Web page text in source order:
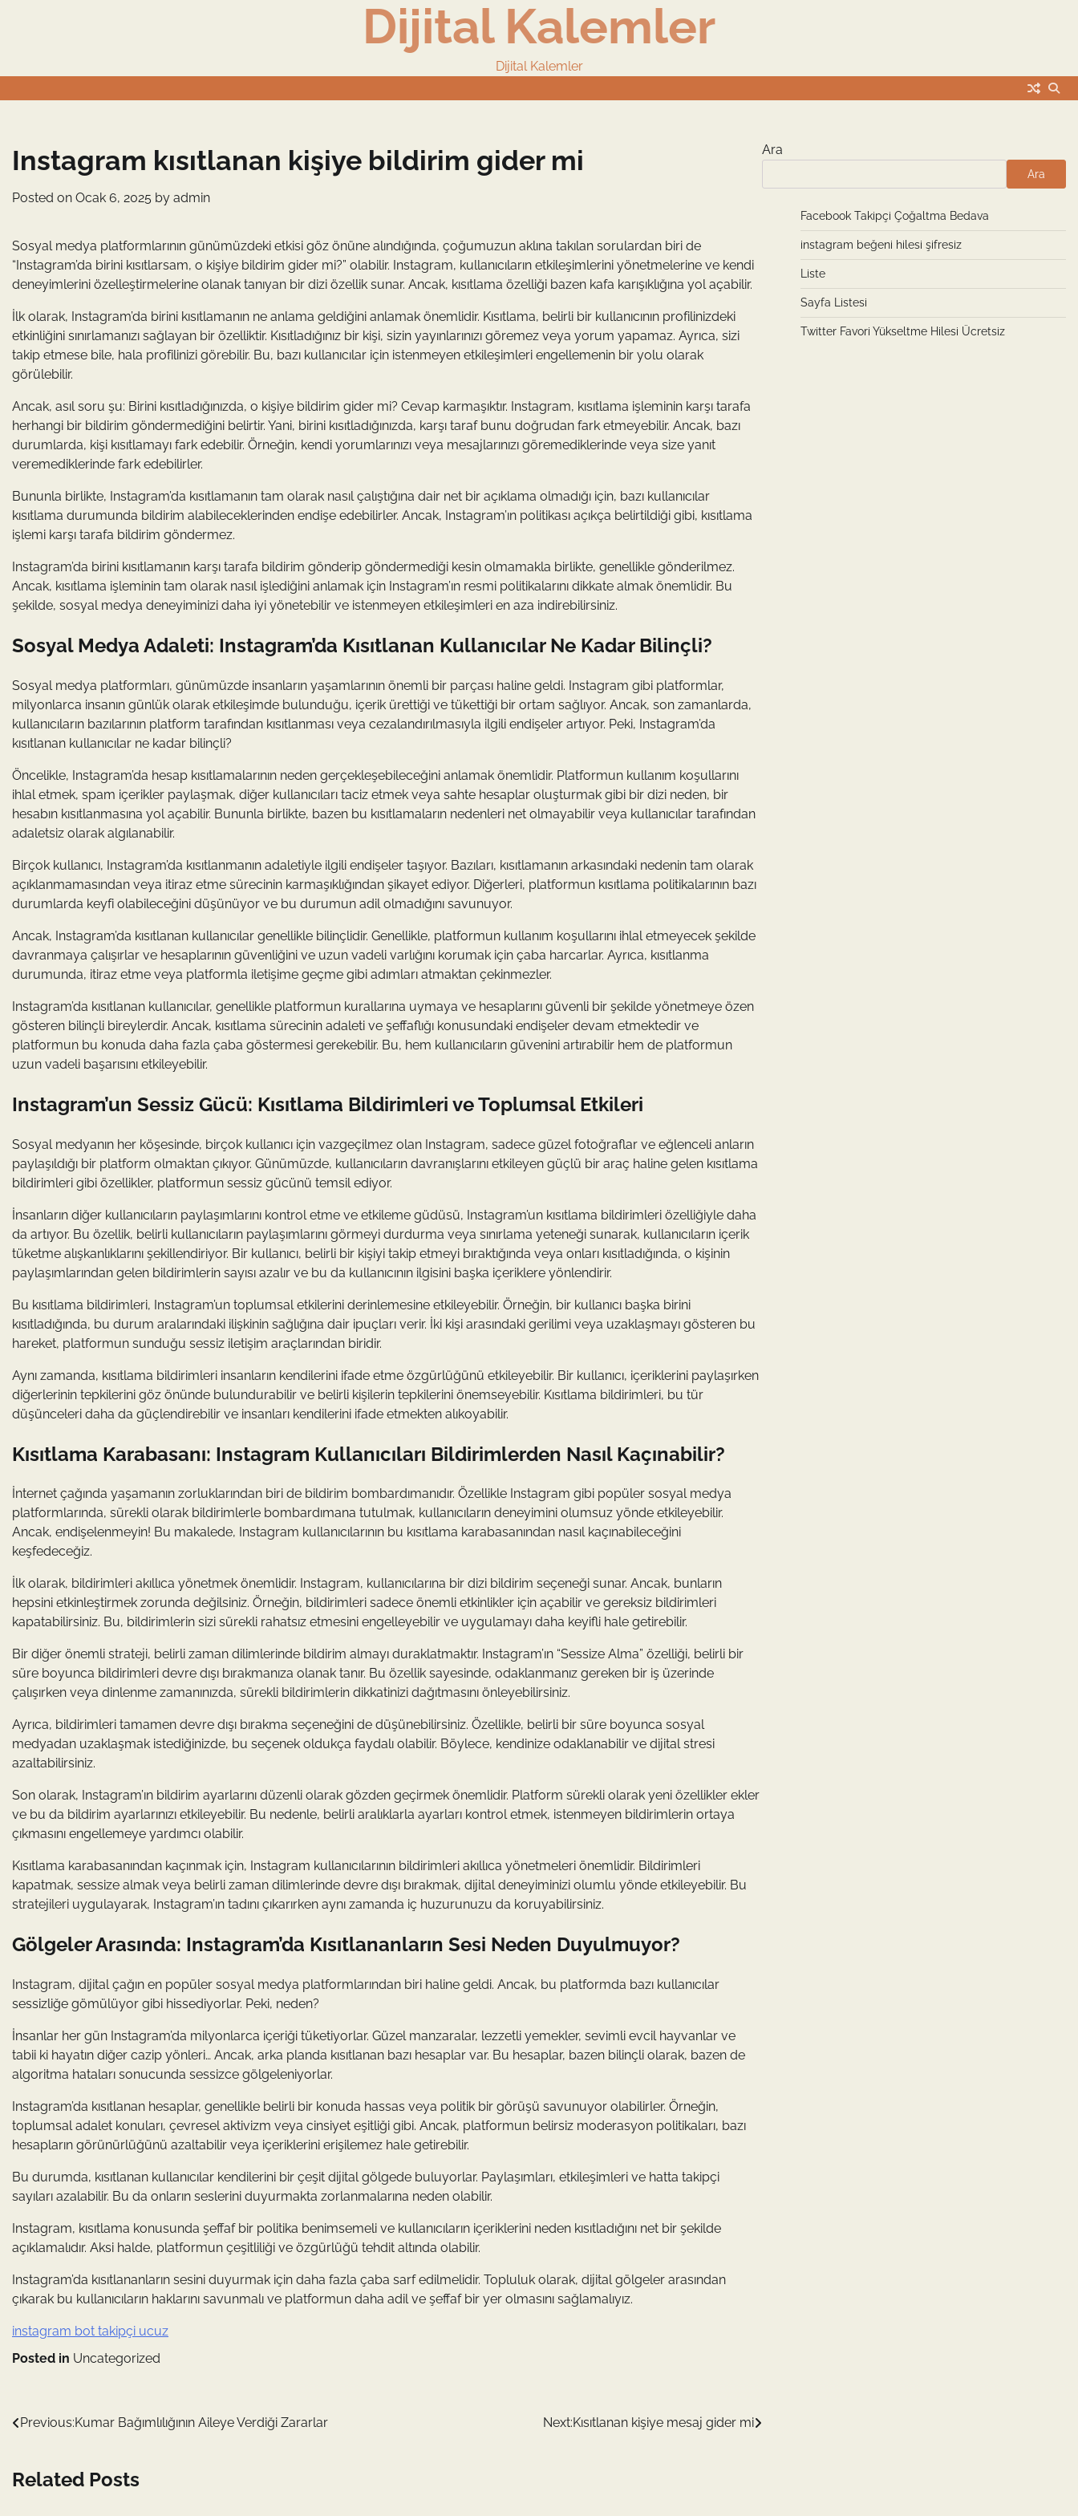
Dijital Kalemler
Dijital Kalemler
Instagram kısıtlanan kişiye bildirim gider mi
Posted on Ocak 6, 2025 by admin
Sosyal medya platformlarının günümüzdeki etkisi göz önüne alındığında, çoğumuzun aklına takılan sorulardan biri de
“Instagram’da birini kısıtlarsam, o kişiye bildirim gider mi?” olabilir. Instagram, kullanıcıların etkileşimlerini yönetmelerine ve kendi
deneyimlerini özelleştirmelerine olanak tanıyan bir dizi özellik sunar. Ancak, kısıtlama özelliği bazen kafa karışıklığına yol açabilir.
İlk olarak, Instagram’da birini kısıtlamanın ne anlama geldiğini anlamak önemlidir. Kısıtlama, belirli bir kullanıcının profilinizdeki
etkinliğini sınırlamanızı sağlayan bir özelliktir. Kısıtladığınız bir kişi, sizin yayınlarınızı göremez veya yorum yapamaz. Ayrıca, sizi
takip etmese bile, hala profilinizi görebilir. Bu, bazı kullanıcılar için istenmeyen etkileşimleri engellemenin bir yolu olarak
görülebilir.
Ancak, asıl soru şu: Birini kısıtladığınızda, o kişiye bildirim gider mi? Cevap karmaşıktır. Instagram, kısıtlama işleminin karşı tarafa
herhangi bir bildirim göndermediğini belirtir. Yani, birini kısıtladığınızda, karşı taraf bunu doğrudan fark etmeyebilir. Ancak, bazı
durumlarda, kişi kısıtlamayı fark edebilir. Örneğin, kendi yorumlarınızı veya mesajlarınızı göremediklerinde veya size yanıt
veremediklerinde fark edebilirler.
Bununla birlikte, Instagram’da kısıtlamanın tam olarak nasıl çalıştığına dair net bir açıklama olmadığı için, bazı kullanıcılar
kısıtlama durumunda bildirim alabileceklerinden endişe edebilirler. Ancak, Instagram’ın politikası açıkça belirtildiği gibi, kısıtlama
işlemi karşı tarafa bildirim göndermez.
Instagram’da birini kısıtlamanın karşı tarafa bildirim gönderip göndermediği kesin olmamakla birlikte, genellikle gönderilmez.
Ancak, kısıtlama işleminin tam olarak nasıl işlediğini anlamak için Instagram’ın resmi politikalarını dikkate almak önemlidir. Bu
şekilde, sosyal medya deneyiminizi daha iyi yönetebilir ve istenmeyen etkileşimleri en aza indirebilirsiniz.
Sosyal Medya Adaleti: Instagram’da Kısıtlanan Kullanıcılar Ne Kadar Bilinçli?
Sosyal medya platformları, günümüzde insanların yaşamlarının önemli bir parçası haline geldi. Instagram gibi platformlar,
milyonlarca insanın günlük olarak etkileşimde bulunduğu, içerik ürettiği ve tükettiği bir ortam sağlıyor. Ancak, son zamanlarda,
kullanıcıların bazılarının platform tarafından kısıtlanması veya cezalandırılmasıyla ilgili endişeler artıyor. Peki, Instagram’da
kısıtlanan kullanıcılar ne kadar bilinçli?
Öncelikle, Instagram’da hesap kısıtlamalarının neden gerçekleşebileceğini anlamak önemlidir. Platformun kullanım koşullarını
ihlal etmek, spam içerikler paylaşmak, diğer kullanıcıları taciz etmek veya sahte hesaplar oluşturmak gibi bir dizi neden, bir
hesabın kısıtlanmasına yol açabilir. Bununla birlikte, bazen bu kısıtlamaların nedenleri net olmayabilir veya kullanıcılar tarafından
adaletsiz olarak algılanabilir.
Birçok kullanıcı, Instagram’da kısıtlanmanın adaletiyle ilgili endişeler taşıyor. Bazıları, kısıtlamanın arkasındaki nedenin tam olarak
açıklanmamasından veya itiraz etme sürecinin karmaşıklığından şikayet ediyor. Diğerleri, platformun kısıtlama politikalarının bazı
durumlarda keyfi olabileceğini düşünüyor ve bu durumun adil olmadığını savunuyor.
Ancak, Instagram’da kısıtlanan kullanıcılar genellikle bilinçlidir. Genellikle, platformun kullanım koşullarını ihlal etmeyecek şekilde
davranmaya çalışırlar ve hesaplarının güvenliğini ve uzun vadeli varlığını korumak için çaba harcarlar. Ayrıca, kısıtlanma
durumunda, itiraz etme veya platformla iletişime geçme gibi adımları atmaktan çekinmezler.
Instagram’da kısıtlanan kullanıcılar, genellikle platformun kurallarına uymaya ve hesaplarını güvenli bir şekilde yönetmeye özen
gösteren bilinçli bireylerdir. Ancak, kısıtlama sürecinin adaleti ve şeffaflığı konusundaki endişeler devam etmektedir ve
platformun bu konuda daha fazla çaba göstermesi gerekebilir. Bu, hem kullanıcıların güvenini artırabilir hem de platformun
uzun vadeli başarısını etkileyebilir.
Instagram’un Sessiz Gücü: Kısıtlama Bildirimleri ve Toplumsal Etkileri
Sosyal medyanın her köşesinde, birçok kullanıcı için vazgeçilmez olan Instagram, sadece güzel fotoğraflar ve eğlenceli anların
paylaşıldığı bir platform olmaktan çıkıyor. Günümüzde, kullanıcıların davranışlarını etkileyen güçlü bir araç haline gelen kısıtlama
bildirimleri gibi özellikler, platformun sessiz gücünü temsil ediyor.
İnsanların diğer kullanıcıların paylaşımlarını kontrol etme ve etkileme güdüsü, Instagram’un kısıtlama bildirimleri özelliğiyle daha
da artıyor. Bu özellik, belirli kullanıcıların paylaşımlarını görmeyi durdurma veya sınırlama yeteneği sunarak, kullanıcıların içerik
tüketme alışkanlıklarını şekillendiriyor. Bir kullanıcı, belirli bir kişiyi takip etmeyi bıraktığında veya onları kısıtladığında, o kişinin
paylaşımlarından gelen bildirimlerin sayısı azalır ve bu da kullanıcının ilgisini başka içeriklere yönlendirir.
Bu kısıtlama bildirimleri, Instagram’un toplumsal etkilerini derinlemesine etkileyebilir. Örneğin, bir kullanıcı başka birini
kısıtladığında, bu durum aralarındaki ilişkinin sağlığına dair ipuçları verir. İki kişi arasındaki gerilimi veya uzaklaşmayı gösteren bu
hareket, platformun sunduğu sessiz iletişim araçlarından biridir.
Aynı zamanda, kısıtlama bildirimleri insanların kendilerini ifade etme özgürlüğünü etkileyebilir. Bir kullanıcı, içeriklerini paylaşırken
diğerlerinin tepkilerini göz önünde bulundurabilir ve belirli kişilerin tepkilerini önemseyebilir. Kısıtlama bildirimleri, bu tür
düşünceleri daha da güçlendirebilir ve insanları kendilerini ifade etmekten alıkoyabilir.
Kısıtlama Karabasanı: Instagram Kullanıcıları Bildirimlerden Nasıl Kaçınabilir?
İnternet çağında yaşamanın zorluklarından biri de bildirim bombardımanıdır. Özellikle Instagram gibi popüler sosyal medya
platformlarında, sürekli olarak bildirimlerle bombardımana tutulmak, kullanıcıların deneyimini olumsuz yönde etkileyebilir.
Ancak, endişelenmeyin! Bu makalede, Instagram kullanıcılarının bu kısıtlama karabasanından nasıl kaçınabileceğini
keşfedeceğiz.
İlk olarak, bildirimleri akıllıca yönetmek önemlidir. Instagram, kullanıcılarına bir dizi bildirim seçeneği sunar. Ancak, bunların
hepsini etkinleştirmek zorunda değilsiniz. Örneğin, bildirimleri sadece önemli etkinlikler için açabilir ve gereksiz bildirimleri
kapatabilirsiniz. Bu, bildirimlerin sizi sürekli rahatsız etmesini engelleyebilir ve uygulamayı daha keyifli hale getirebilir.
Bir diğer önemli strateji, belirli zaman dilimlerinde bildirim almayı duraklatmaktır. Instagram’ın “Sessize Alma” özelliği, belirli bir
süre boyunca bildirimleri devre dışı bırakmanıza olanak tanır. Bu özellik sayesinde, odaklanmanız gereken bir iş üzerinde
çalışırken veya dinlenme zamanınızda, sürekli bildirimlerin dikkatinizi dağıtmasını önleyebilirsiniz.
Ayrıca, bildirimleri tamamen devre dışı bırakma seçeneğini de düşünebilirsiniz. Özellikle, belirli bir süre boyunca sosyal
medyadan uzaklaşmak istediğinizde, bu seçenek oldukça faydalı olabilir. Böylece, kendinize odaklanabilir ve dijital stresi
azaltabilirsiniz.
Son olarak, Instagram’ın bildirim ayarlarını düzenli olarak gözden geçirmek önemlidir. Platform sürekli olarak yeni özellikler ekler
ve bu da bildirim ayarlarınızı etkileyebilir. Bu nedenle, belirli aralıklarla ayarları kontrol etmek, istenmeyen bildirimlerin ortaya
çıkmasını engellemeye yardımcı olabilir.
Kısıtlama karabasanından kaçınmak için, Instagram kullanıcılarının bildirimleri akıllıca yönetmeleri önemlidir. Bildirimleri
kapatmak, sessize almak veya belirli zaman dilimlerinde devre dışı bırakmak, dijital deneyiminizi olumlu yönde etkileyebilir. Bu
stratejileri uygulayarak, Instagram’ın tadını çıkarırken aynı zamanda iç huzurunuzu da koruyabilirsiniz.
Gölgeler Arasında: Instagram’da Kısıtlananların Sesi Neden Duyulmuyor?
Instagram, dijital çağın en popüler sosyal medya platformlarından biri haline geldi. Ancak, bu platformda bazı kullanıcılar
sessizliğe gömülüyor gibi hissediyorlar. Peki, neden?
İnsanlar her gün Instagram’da milyonlarca içeriği tüketiyorlar. Güzel manzaralar, lezzetli yemekler, sevimli evcil hayvanlar ve
tabii ki hayatın diğer cazip yönleri… Ancak, arka planda kısıtlanan bazı hesaplar var. Bu hesaplar, bazen bilinçli olarak, bazen de
algoritma hataları sonucunda sessizce gölgeleniyorlar.
Instagram’da kısıtlanan hesaplar, genellikle belirli bir konuda hassas veya politik bir görüşü savunuyor olabilirler. Örneğin,
toplumsal adalet konuları, çevresel aktivizm veya cinsiyet eşitliği gibi. Ancak, platformun belirsiz moderasyon politikaları, bazı
hesapların görünürlüğünü azaltabilir veya içeriklerini erişilemez hale getirebilir.
Bu durumda, kısıtlanan kullanıcılar kendilerini bir çeşit dijital gölgede buluyorlar. Paylaşımları, etkileşimleri ve hatta takipçi
sayıları azalabilir. Bu da onların seslerini duyurmakta zorlanmalarına neden olabilir.
Instagram, kısıtlama konusunda şeffaf bir politika benimsemeli ve kullanıcıların içeriklerini neden kısıtladığını net bir şekilde
açıklamalıdır. Aksi halde, platformun çeşitliliği ve özgürlüğü tehdit altında olabilir.
Instagram’da kısıtlananların sesini duyurmak için daha fazla çaba sarf edilmelidir. Topluluk olarak, dijital gölgeler arasından
çıkarak bu kullanıcıların haklarını savunmalı ve platformun daha adil ve şeffaf bir yer olmasını sağlamalıyız.
instagram bot takipçi ucuz
Posted in Uncategorized
Yazı
Previous:Kumar Bağımlılığının Aileye Verdiği Zararlar Next:Kısıtlanan kişiye mesaj gider mi
Ara
Ara
Facebook Takipçi Çoğaltma Bedava
instagram beğeni hilesi şifresiz
Liste
Sayfa Listesi
Twitter Favori Yükseltme Hilesi Ücretsiz
Related Posts